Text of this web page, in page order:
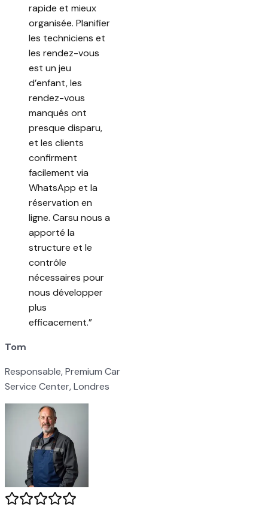
rapide et mieux
organisée. Planifier
les techniciens et
les rendez-vous
est un jeu
d’enfant, les
rendez-vous
manqués ont
presque disparu,
et les clients
confirment
facilement via
WhatsApp et la
réservation en
ligne. Carsu nous a
apporté la
structure et le
contrôle
nécessaires pour
nous développer
plus
efficacement.”
Tom
Responsable, Premium Car
Service Center, Londres